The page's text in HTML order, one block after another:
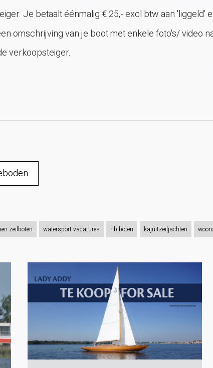
Je betaalt éénmalig € 25,- excl btw aan 'liggeld'
omschrijving van je boot met enkele foto's/ video
verkoopsteiger.
zeilboten watersport vacatures rib boten kajuitzeiljachten